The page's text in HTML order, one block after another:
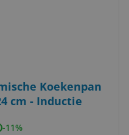
Koekenpan
cm - Inductie
-11%